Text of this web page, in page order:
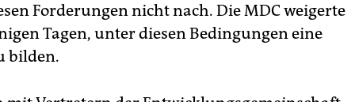
Forderungen nicht nach. Die MDC weigerte
Tagen, unter diesen Bedingungen eine
bilden.